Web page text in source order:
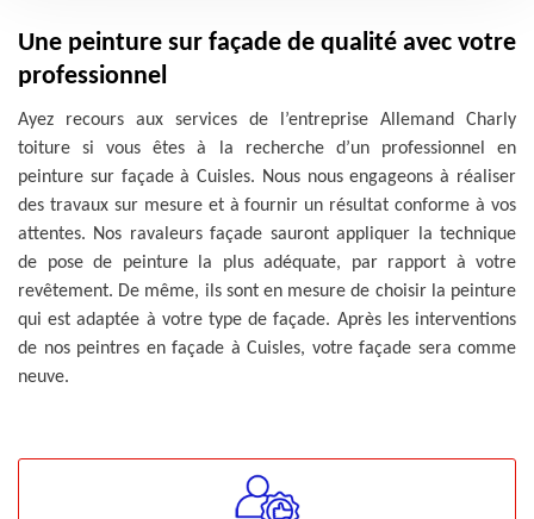
Une peinture sur façade de qualité avec votre
professionnel
Ayez recours aux services de l’entreprise Allemand Charly
toiture si vous êtes à la recherche d’un professionnel en
peinture sur façade à Cuisles. Nous nous engageons à réaliser
des travaux sur mesure et à fournir un résultat conforme à vos
attentes. Nos ravaleurs façade sauront appliquer la technique
de pose de peinture la plus adéquate, par rapport à votre
revêtement. De même, ils sont en mesure de choisir la peinture
qui est adaptée à votre type de façade. Après les interventions
de nos peintres en façade à Cuisles, votre façade sera comme
neuve.